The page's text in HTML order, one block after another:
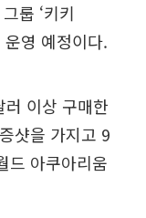
룹 ‘키키
영 예정이다.
이상 구매한
샷을 가지고 9
드 아쿠아리움